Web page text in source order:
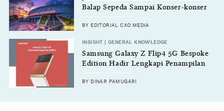
Balap Sepeda Sampai Konser-konser
Megah
BY EDITORIAL CXO MEDIA
INSIGHT | GENERAL KNOWLEDGE
Samsung Galaxy Z Flip4 5G Bespoke
Edition Hadir Lengkapi Penampilan
Anak-anak Muda Indonesia
BY DINAR PAMUGARI